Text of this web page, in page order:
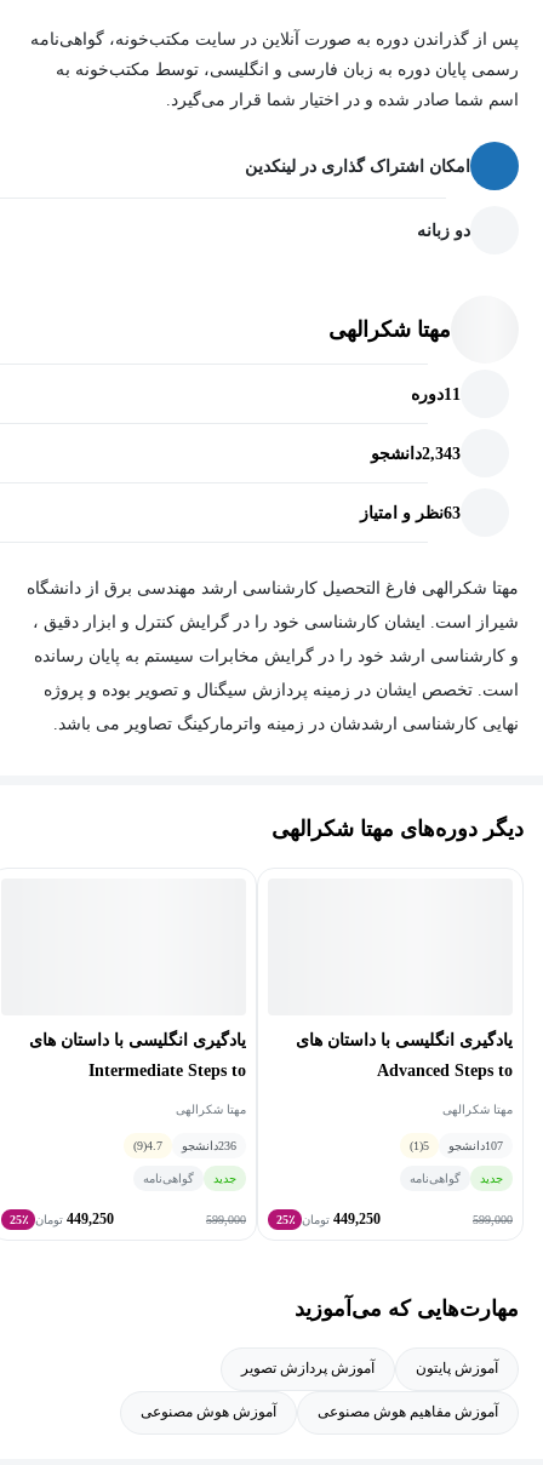
پس از گذراندن دوره به صورت آنلاین در سایت مکتب‌خونه، گواهی‌نامه
رسمی پایان دوره به زبان فارسی و انگلیسی، توسط مکتب‌خونه به
اسم شما صادر شده و در اختیار شما قرار می‌گیرد.
امکان اشتراک گذاری در لینکدین
دو زبانه
مهتا شکرالهی
11دوره
2,343دانشجو
63نظر و امتیاز
مهتا شکرالهی فارغ التحصیل کارشناسی ارشد مهندسی برق از دانشگاه
شیراز است. ایشان کارشناسی خود را در گرایش کنترل و ابزار دقیق ،
و کارشناسی ارشد خود را در گرایش مخابرات سیستم به پایان رسانده
است. تخصص ایشان در زمینه پردازش سیگنال و تصویر بوده و پروژه
نهایی کارشناسی ارشدشان در زمینه واترمارکینگ تصاویر می باشد.
اسکات فعالیت داشته و پس از گذراندن دوره های یادگیری ماشین و
دیگر دوره‌های مهتا شکرالهی
یادگیری انگلیسی با داستان های
Advanced Steps to
Understanding
مهتا شکرالهی
107دانشجو 5
(1)
جدید گواهی‌نامه
599,000
449,250 تومان 25٪
یادگیری انگلیسی با داستان های
Intermediate Steps to
Understanding
مهتا شکرالهی
236دانشجو 4.7
(9)
جدید گواهی‌نامه
599,000
449,250 تومان 25٪
مهارت‌هایی که می‌آموزید
آموزش پایتون آموزش پردازش تصویر
آموزش مفاهیم هوش مصنوعی آموزش هوش مصنوعی